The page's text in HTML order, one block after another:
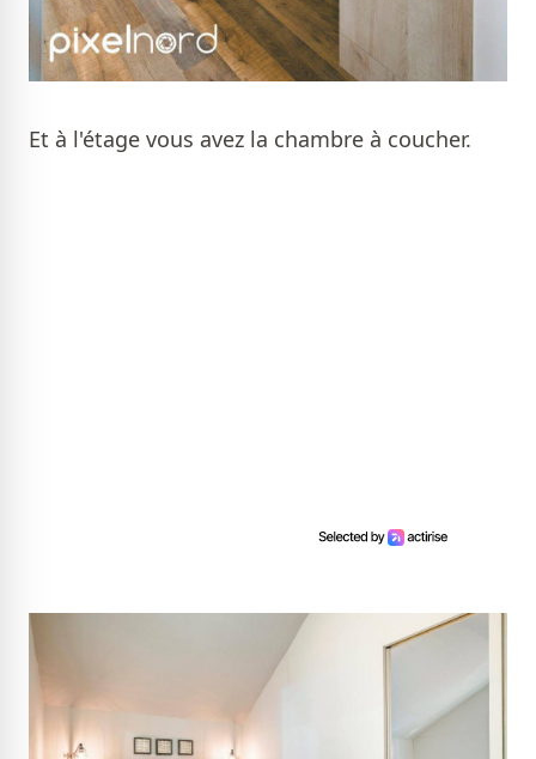
Et à l'étage vous avez la chambre à coucher.